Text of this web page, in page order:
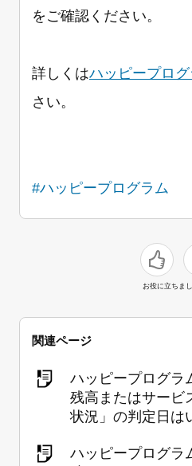
をご確認ください。
詳しくはハッピープログ
さい。
#ハッピープログラム
お役に立ちま
関連ページ
ハッピープログラ
残高またはサービ
状況」の判定日は
ハッピープログラ